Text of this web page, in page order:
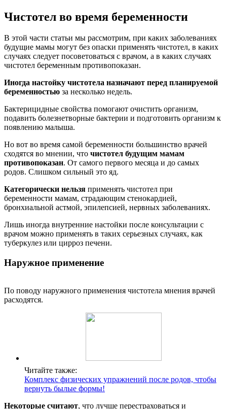
Чистотел во время беременности
В этой части статьи мы рассмотрим, при каких заболеваниях
будущие мамы могут без опаски применять чистотел, в каких
случаях следует посоветоваться с врачом, а в каких случаях
чистотел беременным противопоказан.
Иногда настойку чистотела назначают перед планируемой
беременностью за несколько недель.
Бактерицидные свойства помогают очистить организм,
подавить болезнетворные бактерии и подготовить организм к
появлению малыша.
Но вот во время самой беременности большинство врачей
сходятся во мнении, что чистотел будущим мамам
противопоказан. От самого первого месяца и до самых
родов. Слишком сильный это яд.
Категорически нельзя применять чистотел при
беременности мамам, страдающим стенокардией,
бронхиальной астмой, эпилепсией, нервных заболеваниях.
Лишь иногда внутренние настойки после консультации с
врачом можно применять в таких серьезных случаях, как
туберкулез или цирроз печени.
Наружное применение
По поводу наружного применения чистотела мнения врачей
расходятся.
Читайте также:
Комплекс физических упражнений после родов, чтобы
вернуть былые формы!
Некоторые считают, что лучше перестраховаться и